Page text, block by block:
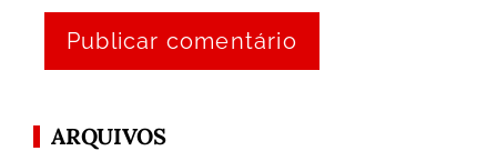
ARQUIVOS